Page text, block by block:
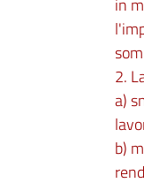
in
2.
a)
b)